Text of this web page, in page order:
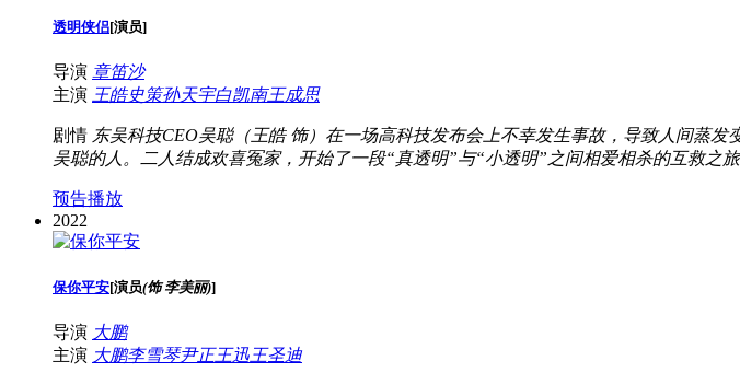
透明侠侣[演员]
导演 章笛沙
主演 王皓史策孙天宇白凯南王成思
剧情 东吴科技CEO吴聪（王皓 饰）在一场高科技发布会上不幸发生事故，导致人间蒸
吴聪的人。二人结成欢喜冤家，开始了一段“真透明”与“小透明”之间相爱相杀的互救之
预告播放
2022
保你平安[演员(饰 李美丽)]
导演 大鹏
主演 大鹏李雪琴尹正王迅王圣迪